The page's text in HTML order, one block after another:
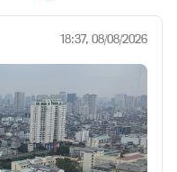
18:37, 08/08/2026